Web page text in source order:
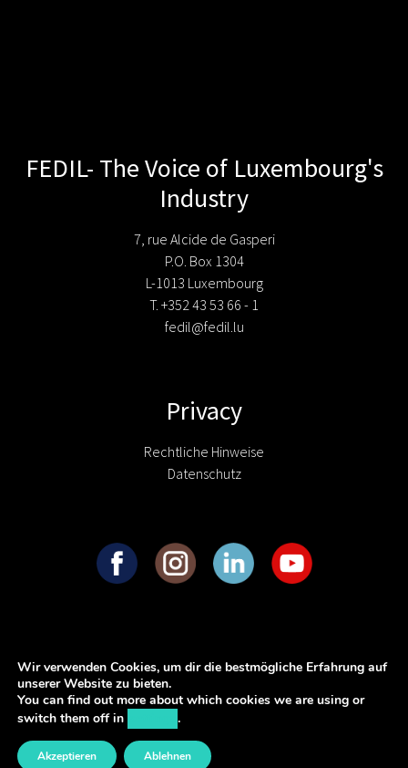
FEDIL- The Voice of Luxembourg's
Industry
7, rue Alcide de Gasperi
P.O. Box 1304
L-1013 Luxembourg
T. +352 43 53 66 - 1
fedil@fedil.lu
Privacy
Rechtliche Hinweise
Datenschutz
Wir verwenden Cookies, um dir die bestmögliche Erfahrung auf
unserer Website zu bieten.
You can find out more about which cookies we are using or
switch them off in
.
Akzeptieren Ablehnen